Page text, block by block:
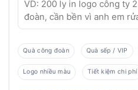
Quà công đoàn Quà sếp / VIP
Logo nhiều màu Tiết kiệm chi phí